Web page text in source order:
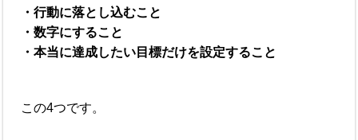
・行動に落とし込むこと
・数字にすること
・本当に達成したい目標だけを設定すること
この4つです。